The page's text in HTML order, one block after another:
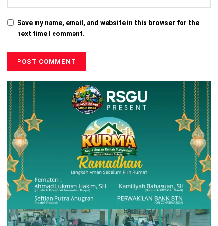
Save my name, email, and website in this browser for the
next time I comment.